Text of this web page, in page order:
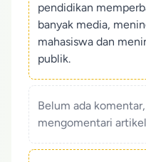
pendidikan
banyak media,
mahasiswa dan
publik.
Belum ada
mengomentari